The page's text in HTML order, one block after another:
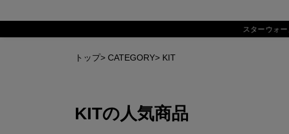
トップ> CATEGORY> KIT
KITの人気商品